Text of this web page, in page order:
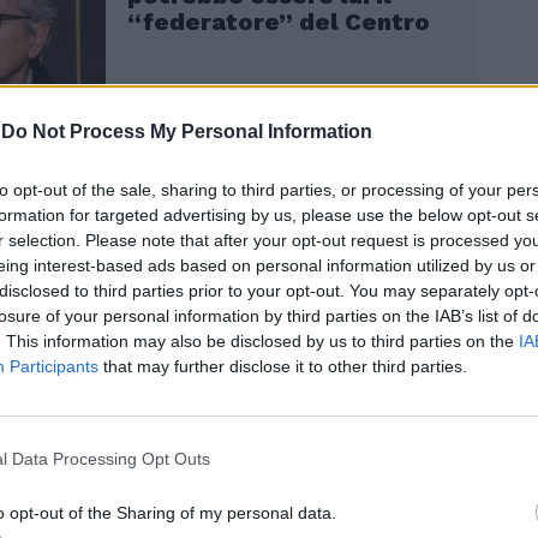
Do Not Process My Personal Information
opt-out of the sale, sharing to third parties, or processing of your
for targeted advertising by us, please use the below opt-out
selection. Please note that after your opt-out request is processed
interest-based ads based on personal information utilized by us
to third parties prior to your opt-out. You may separately
of your personal information by third parties on the IAB’s list of
This information may also be disclosed by us to third parties on the
Participants that may further disclose it to other third parties.
Data Processing Opt Outs
opt-out of the Sharing of my personal data.
“federatore” del Centro
della manifestazione, si svolge un vero
dove alle tradizionali correnti
si aggiunge una nuova: quella dei
che strizzano l’occhio. Patuanelli,
Speranza, ad esempio, millanta di
Peggio ancora al duo Santoro-Vauro,
Ruotolo, ormai scaricato dal cerchio